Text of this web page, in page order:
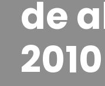
de
2010